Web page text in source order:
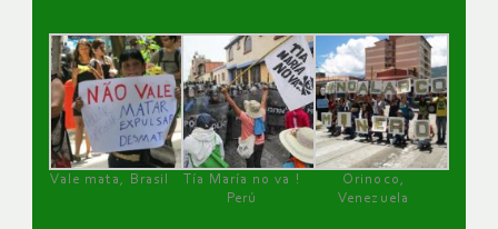
Vale mata, Brasil
Tía María no va !
Perú
Orinoco,
Venezuela